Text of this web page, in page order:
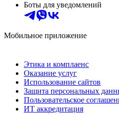
Боты для уведомлений
Мобильное приложение
Этика и комплаенс
Оказание услуг
Использование сайтов
Защита персональных
Пользовательское
ИТ аккредитация